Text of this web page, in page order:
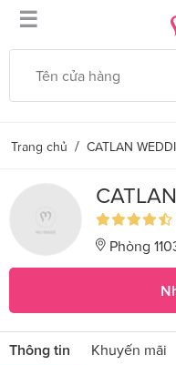
☰
Trang chủ / CATLAN
Phòng
Thông tin Khuyến mãi